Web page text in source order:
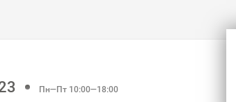
Пн—Пт 10:00—18:00